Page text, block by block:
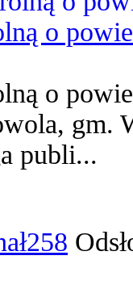
o
o
gm.
publi...